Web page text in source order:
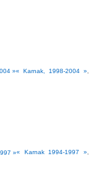
« Karnak, 1998-2004 »
« Karnak 1994-1997 »,